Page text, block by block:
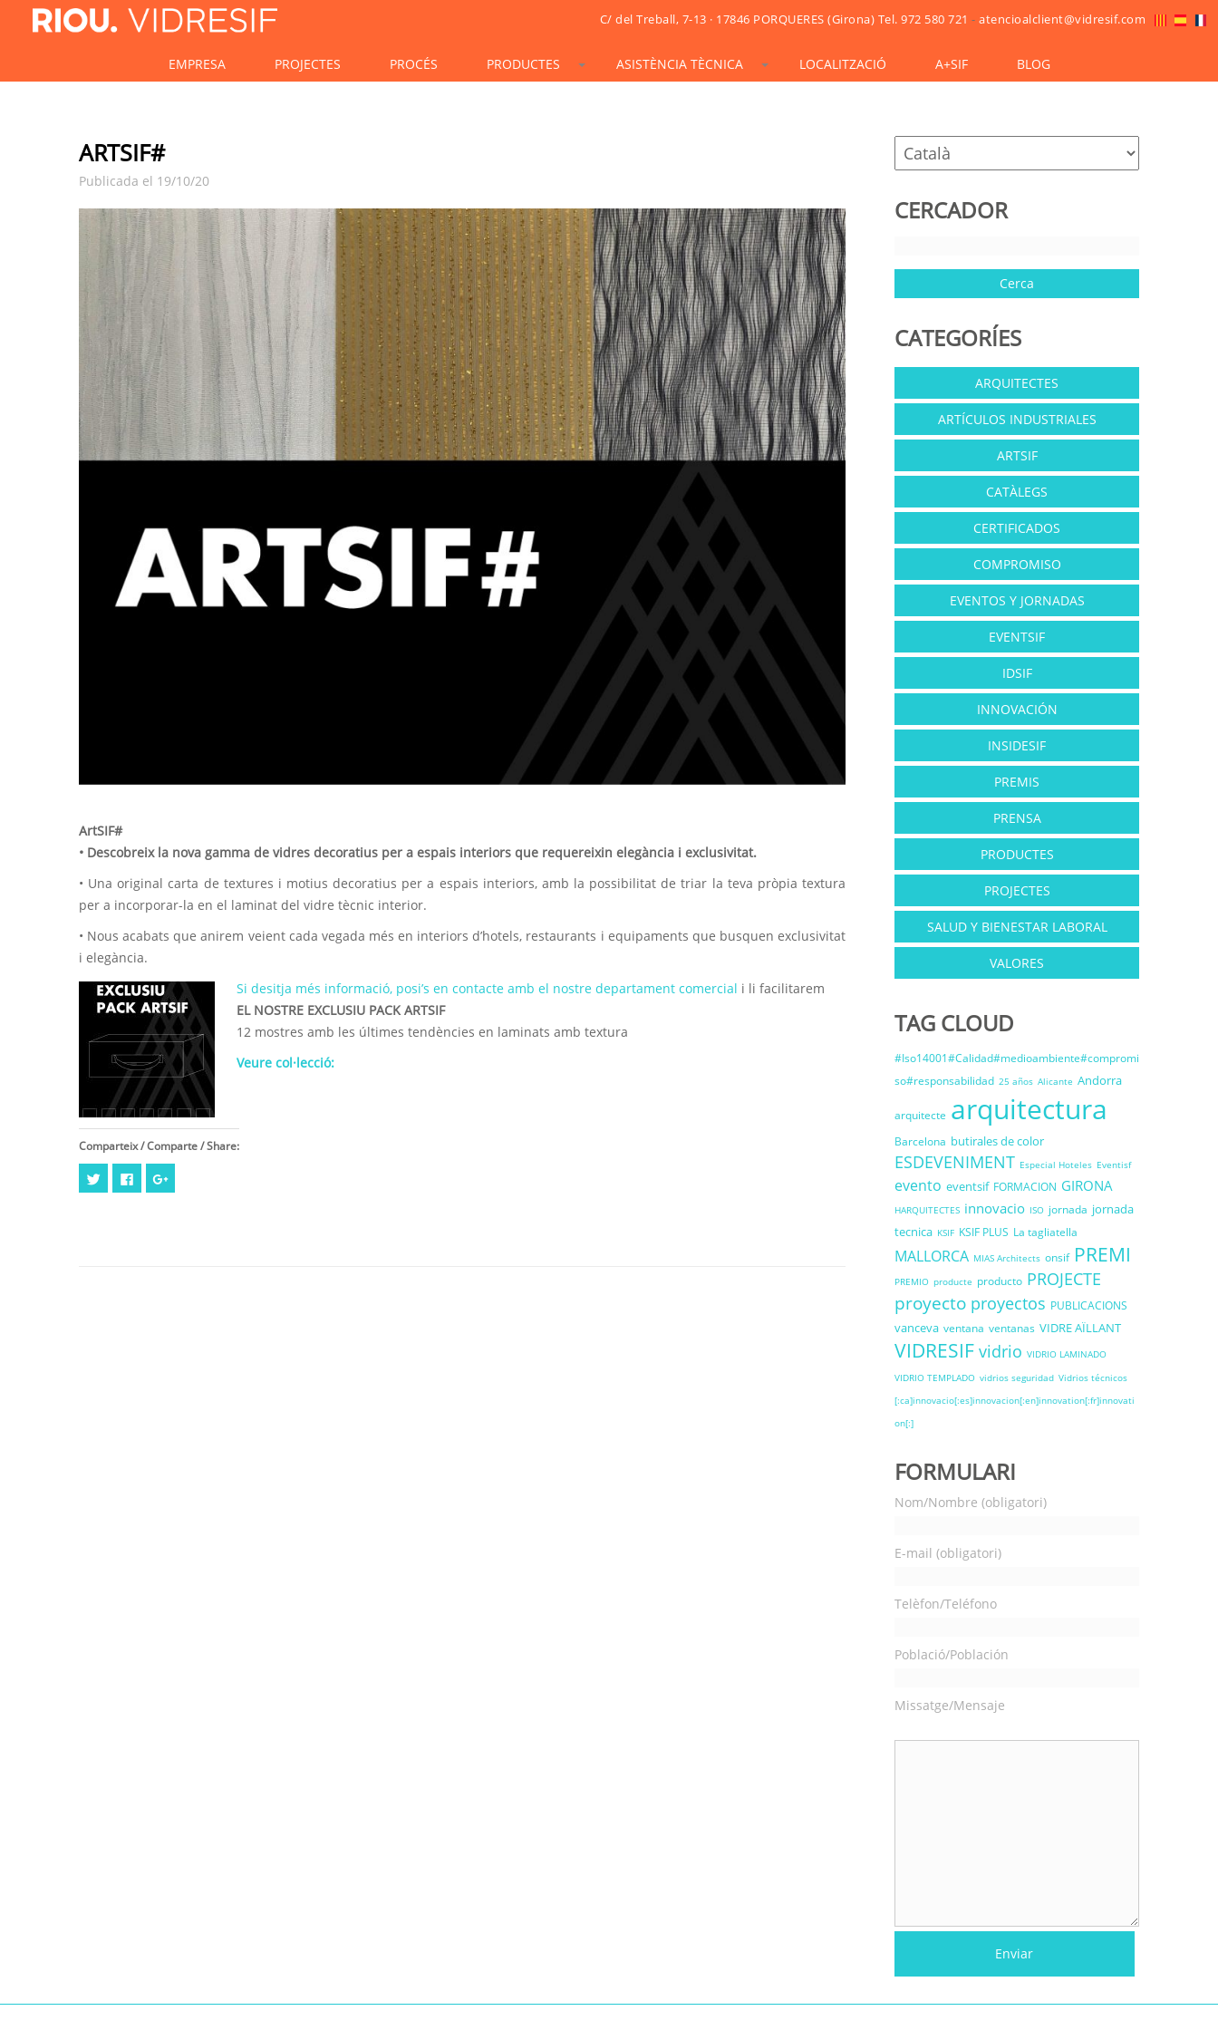
C/ del Treball, 7-13 · 17846 PORQUERES (Girona) Tel. 972 580 721 -atencioalclient@vidresif.com
EMPRESA PROJECTES PROCÉS PRODUCTES ASISTÈNCIA TÈCNICA LOCALITZACIÓ A+SIF BLOG
ARTSIF#
Publicada el 19/10/20
ArtSIF#
• Descobreix la nova gamma de vidres decoratius per a espais interiors que requereixin elegància i exclusivitat.
• Una original carta de textures i motius decoratius per a espais interiors, amb la possibilitat de triar la teva pròpia textura
per a incorporar-la en el laminat del vidre tècnic interior.
• Nous acabats que anirem veient cada vegada més en interiors d’hotels, restaurants i equipaments que busquen exclusivitat
i elegància.
Si desitja més informació, posi’s en contacte amb el nostre departament comercial i li facilitarem
EL NOSTRE EXCLUSIU PACK ARTSIF
12 mostres amb les últimes tendències en laminats amb textura
Veure col·lecció:
Comparteix / Comparte / Share:
per
Click
share per
CERCADOR
CATEGORÍES
ARQUITECTES
ARTÍCULOS INDUSTRIALES
ARTSIF
CATÀLEGS
CERTIFICADOS
COMPROMISO
EVENTOS Y JORNADAS
EVENTSIF
IDSIF
INNOVACIÓN
INSIDESIF
PREMIS
PRENSA
PRODUCTES
PROJECTES
SALUD Y BIENESTAR LABORAL
VALORES
TAG CLOUD
#Iso14001#Calidad#medioambiente#compromi
so#responsabilidad 25 años Alicante Andorra
arquitecte arquitectura
Barcelona butirales de color
ESDEVENIMENT Especial Hoteles Eventisf
evento eventsif FORMACION GIRONA
HARQUITECTES innovacio ISO jornada jornada
tecnica KSIF KSIF PLUS La tagliatella
MALLORCA MIAS Architects onsif PREMI
PREMIO producte producto PROJECTE
proyecto proyectos PUBLICACIONS
vanceva ventana ventanas VIDRE AÏLLANT
VIDRESIF vidrio VIDRIO LAMINADO
VIDRIO TEMPLADO vidrios seguridad Vidrios técnicos
[:ca]innovacio[:es]innovacion[:en]innovation[:fr]innovati
on[:]
FORMULARI
Nom/Nombre (obligatori)
E-mail (obligatori)
Telèfon/Teléfono
Població/Población
Missatge/Mensaje